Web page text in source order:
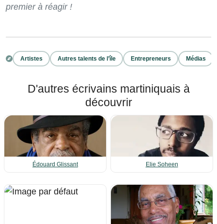
premier à réagir !
Artistes Autres talents de l’île Entrepreneurs Médias
D'autres écrivains martiniquais à
découvrir
Édouard Glissant Elie Soheen